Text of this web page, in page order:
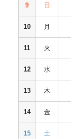
9 日
10 月
11 火
12 水
13 木
14 金
15 土